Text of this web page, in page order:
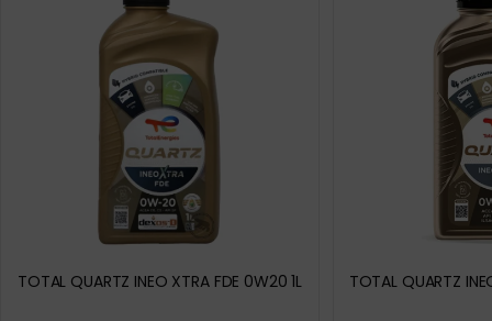
TOTAL QUARTZ INEO XTRA FDE 0W20 1L TOTAL QUARTZ